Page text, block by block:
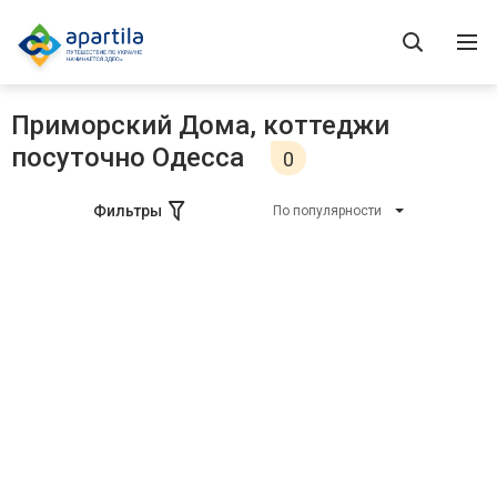
Приморский Дома, коттеджи
посуточно Одесса
0
Фильтры По популярности